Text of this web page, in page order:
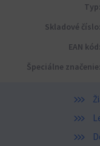
Typ:
Skladové číslo:
EAN kód:
Špeciálne značenie: